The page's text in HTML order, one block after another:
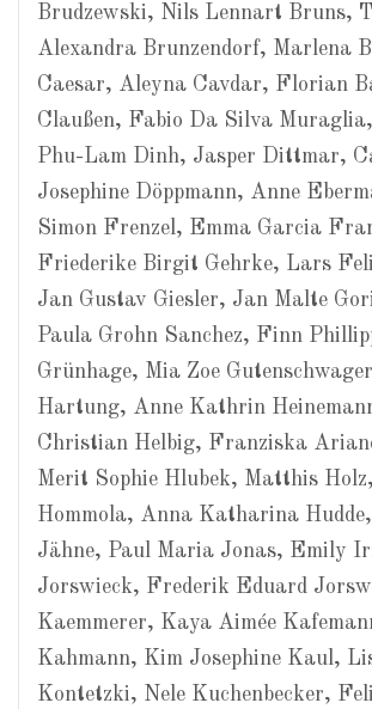
Brudzewski, Nils Lennart Bruns,
Alexandra Brunzendorf, Marlena
Caesar, Aleyna Cavdar, Florian
Claußen, Fabio Da Silva
Phu-Lam Dinh, Jasper Dittmar,
Josephine Döppmann, Anne
Simon Frenzel, Emma Garcia
Friederike Birgit Gehrke, Lars
Jan Gustav Giesler, Jan Malte
Paula Grohn Sanchez, Finn
Grünhage, Mia Zoe
Hartung, Anne Kathrin
Christian Helbig, Franziska
Merit Sophie Hlubek, Matthis
Hommola, Anna Katharina
Jähne, Paul Maria Jonas, Emily
Jorswieck, Frederik Eduard
Kaemmerer, Kaya Aimée
Kahmann, Kim Josephine Kaul,
Kontetzki, Nele Kuchenbecker,